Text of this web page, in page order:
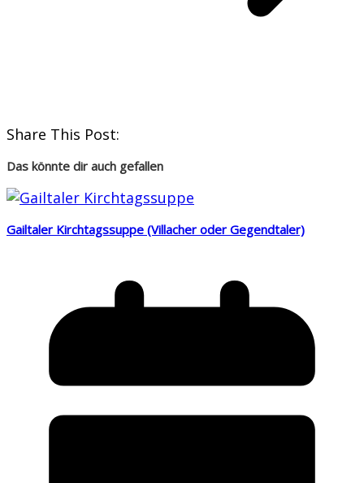
Share This Post:
Das könnte dir auch gefallen
Gailtaler Kirchtagssuppe (Villacher oder Gegendtaler)